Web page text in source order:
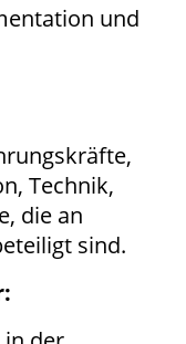
und
Technik,
die an
sind.